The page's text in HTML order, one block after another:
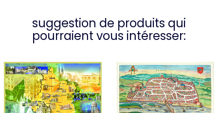
suggestion de produits qui
pourraient vous intéresser: